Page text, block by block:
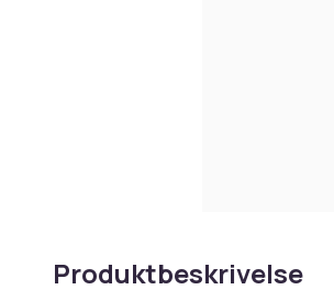
Produktbeskrivelse